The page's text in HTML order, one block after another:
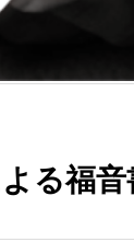
る福音